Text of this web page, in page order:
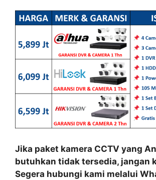
Jika paket kamera CCTV yang
butuhkan tidak tersedia, jangan
Segera hubungi kami melalui